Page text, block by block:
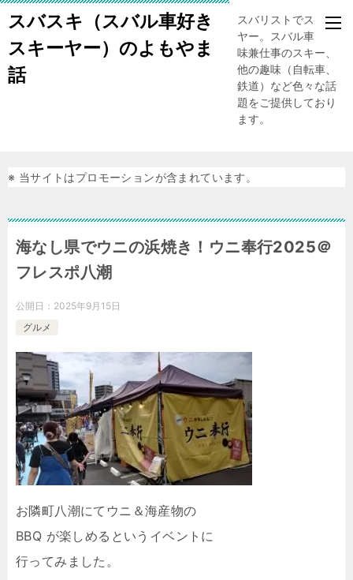
スバスキ（スバル車好き
スキーヤー）のよもやま
話
スバリストでスキー
ヤー。スバル車、趣
味兼仕事のスキー、
他の趣味（自転車、
鉄道）など色々な話
題をご提供しており
ます。
※ 当サイトはプロモーションが含まれています。
海なし県でウニの浜焼き！ウニ奉行2025＠
フレスポ八潮
公開日： 2025年9月15日
グルメ
お隣町八潮にてウニ＆海産物の
BBQ が楽しめるというイベントに
行ってみました。